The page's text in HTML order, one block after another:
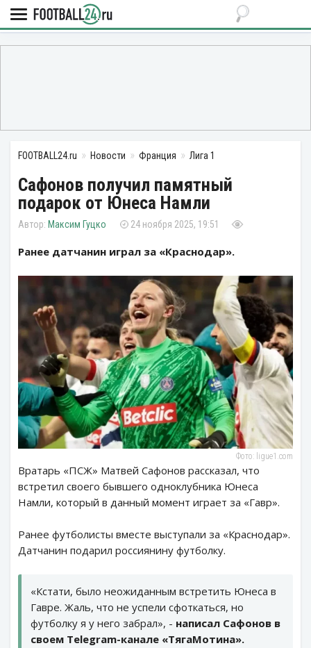
FOOTBALL24.ru Новости Франция Лига 1
Сафонов получил памятный
подарок от Юнеса Намли
Максим Гуцко 24 ноября 2025, 19:51
Ранее датчанин играл за «Краснодар».
Фото: ligue1.com
Вратарь «ПСЖ» Матвей Сафонов рассказал, что
встретил своего бывшего одноклубника Юнеса
Намли, который в данный момент играет за «Гавр».
Ранее футболисты вместе выступали за «Краснодар».
Датчанин подарил россиянину футболку.
«Кстати, было неожиданным встретить Юнеса в
Гавре. Жаль, что не успели сфоткаться, но
футболку я у него забрал», - написал Сафонов в
своем Telegram-канале «ТягаМотина».